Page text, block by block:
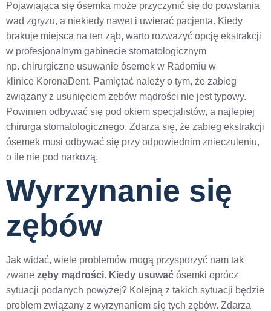
Pojawiająca się ósemka może przyczynić się do powstania
wad zgryzu, a niekiedy nawet i uwierać pacjenta. Kiedy
brakuje miejsca na ten ząb, warto rozważyć opcję ekstrakcji
w profesjonalnym gabinecie stomatologicznym
np. chirurgiczne usuwanie ósemek w Radomiu w
klinice KoronaDent. Pamiętać należy o tym, że zabieg
związany z usunięciem zębów mądrości nie jest typowy.
Powinien odbywać się pod okiem specjalistów, a najlepiej
chirurga stomatologicznego. Zdarza się, że zabieg ekstrakcji
ósemek musi odbywać się przy odpowiednim znieczuleniu,
o ile nie pod narkozą.
Wyrzynanie się
zębów
Jak widać, wiele problemów mogą przysporzyć nam tak
zwane zęby mądrości. Kiedy usuwać ósemki oprócz
sytuacji podanych powyżej? Kolejną z takich sytuacji będzie
problem związany z wyrzynaniem się tych zębów. Zdarza